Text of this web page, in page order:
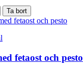
Ta bort
fetaost och pesto